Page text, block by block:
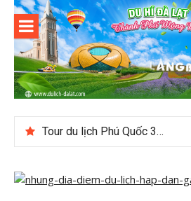
Skip
content
Tour du lịch Phú Quốc 3N3D: Hành trình khám phá đảo Ngọc